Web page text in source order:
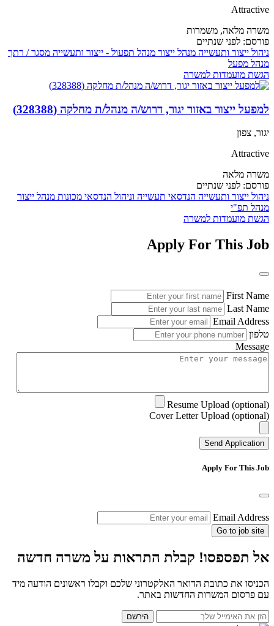
Attractive
משרה מלאה, משמרות
פורסם: לפני שנתיים
ניהול ייצור ותעשייה מנהל ייצור מנהל תפעול - ייצור ותעשייה מסגר / רתך
מנהל מפעל
הגשת מועמדות למשרה
למפעל ייצור באזור יגור, דרוש/ה מנהל/ת מחלקה (328388)
יגור, צפון
Attractive
משרה מלאה
פורסם: לפני שנתיים
ניהול ייצור ותעשייה הנדסאי תעשייה וניהול הנדסאי מכונות מנהל ייצור
מנהל תפ"י
הגשת מועמדות למשרה
Apply For This Job
First Name
Last Name
Email Address
טלפון
Message
Resume Upload (optional)
Cover Letter Upload (optional)
Send Application
Apply For This Job
Email Address
Go to job site
אל תפספסו! קבלת התראות על משרה חדשה
הכניסו את כתובת הדואר האלקטרוני שלכם וקבלו ראשונים הודעה מיד
עם פרסום המשרות החדשות באתר.
הירשם